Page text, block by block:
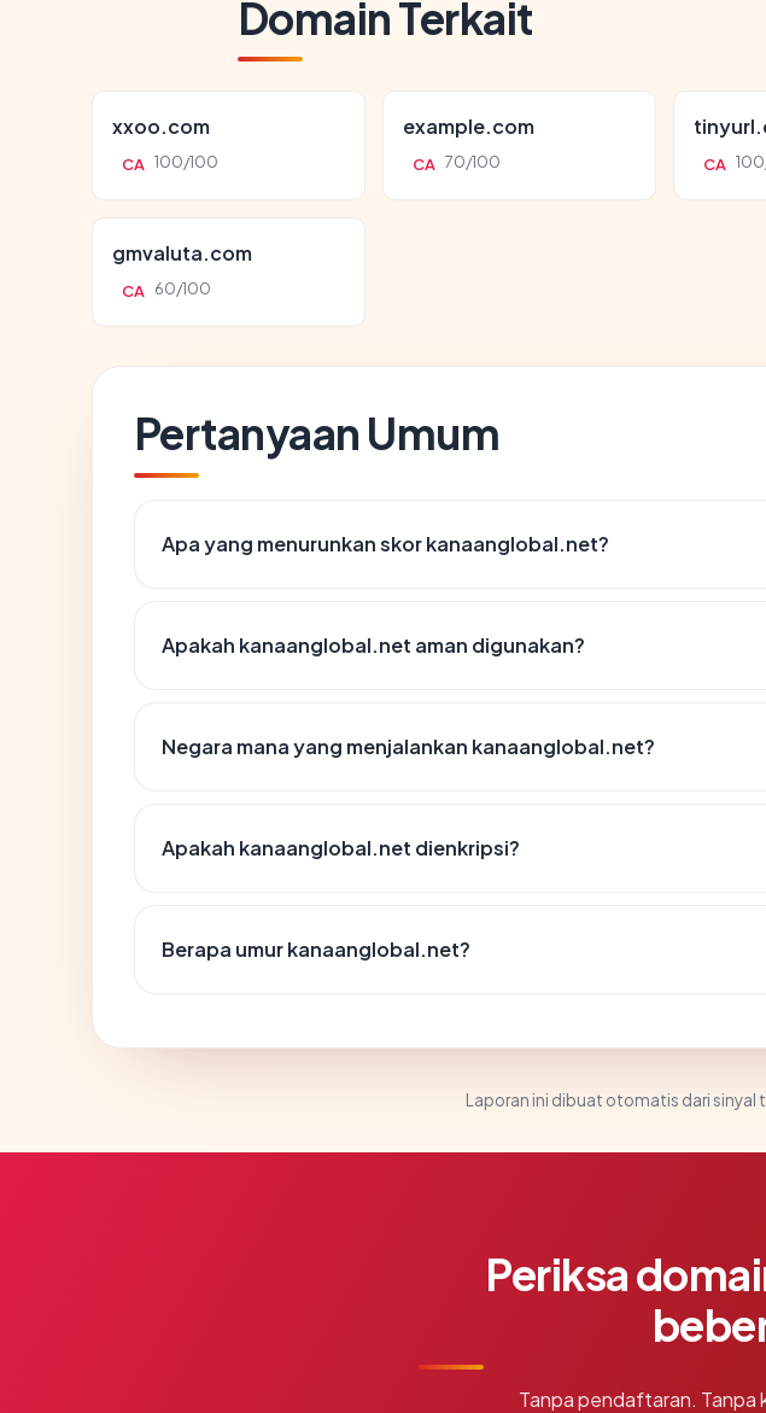
Domain Terkait
xxoo.com
CA 100/100
example.com
CA 70/100 CA
gmvaluta.com
CA 60/100
Pertanyaan Umum
Apa yang menurunkan skor kanaanglobal.net?
Apakah kanaanglobal.net aman digunakan?
Negara mana yang menjalankan kanaanglobal.net?
Apakah kanaanglobal.net dienkripsi?
Berapa umur kanaanglobal.net?
Laporan ini dibuat otomatis dari sinyal
Periksa
Tanpa pendaftaran. Tanpa